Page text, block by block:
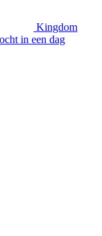
Kingdom
in een dag